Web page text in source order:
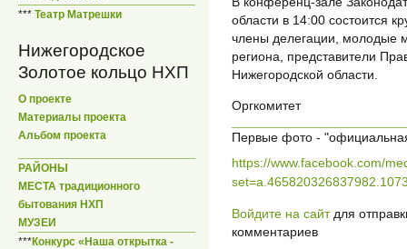
*** Театр Матрешки
Нижегородское
Золотое кольцо НХП
О проекте
Материалы проекта
Альбом проекта
РАЙОНЫ
МЕСТА традиционного
бытования НХП
МУЗЕИ
***Конкурс «Наша открытка -
области в 14:00 состоится
члены делегации, молодые
региона, представители
Нижегородской области.
Оргкомитет
Первые фото -
https://www.facebook.com/
Войдите на сайтдля
комментариев